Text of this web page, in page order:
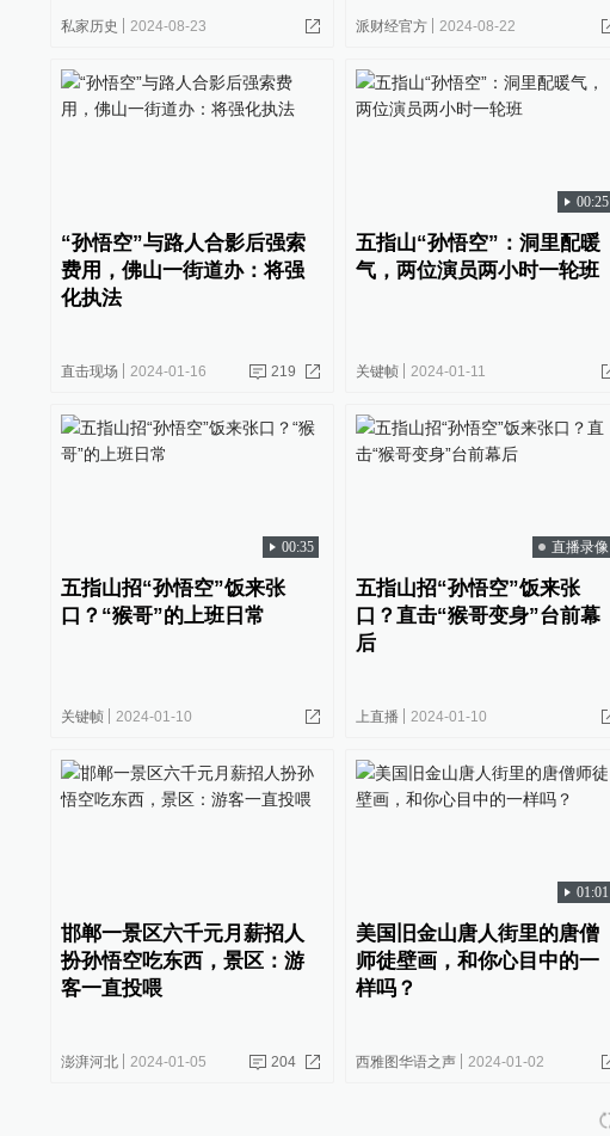
私家历史 2024-08-23 派财经官方 2024-08-22
“孙悟空”与路人合影后强索
费用，佛山一街道办：将强
化执法
直击现场 2024-01-16 219
00:25
五指山“孙悟空”：洞里配暖
气，两位演员两小时一轮班
关键帧 2024-01-11
00:35
五指山招“孙悟空”饭来张
口？“猴哥”的上班日常
关键帧 2024-01-10
直播录像
五指山招“孙悟空”饭来张
口？直击“猴哥变身”台前幕
后
上直播 2024-01-10
邯郸一景区六千元月薪招人
扮孙悟空吃东西，景区：游
客一直投喂
澎湃河北 2024-01-05 204
01:01
美国旧金山唐人街里的唐僧
师徒壁画，和你心目中的一
样吗？
西雅图华语之声 2024-01-02